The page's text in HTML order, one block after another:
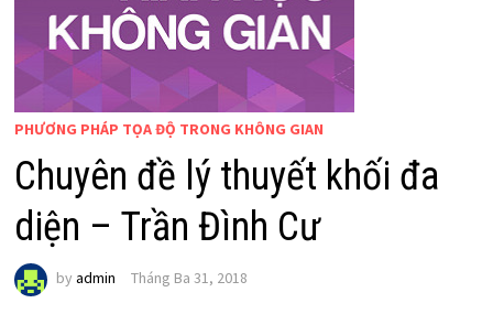
PHƯƠNG PHÁP TỌA ĐỘ TRONG KHÔNG GIAN
Chuyên đề lý thuyết khối đa
diện – Trần Đình Cư
by admin Tháng Ba 31, 2018